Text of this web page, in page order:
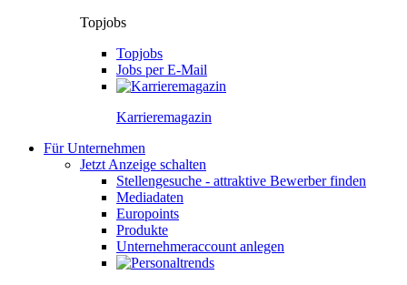
Topjobs
Topjobs
Jobs per E-Mail
Karriere­magazin
Für Unternehmen
Jetzt Anzeige schalten
Stellengesuche - attraktive Bewerber finden
Mediadaten
Europoints
Produkte
Unternehmeraccount anlegen